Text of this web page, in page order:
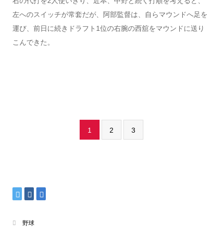
左へのスイッチが常套だが、阿部監督は、自らマウンドへ足を
運び、前日に続きドラフト1位の右腕の西舘をマウンドに送り
こんできた。
1 2 3
野球